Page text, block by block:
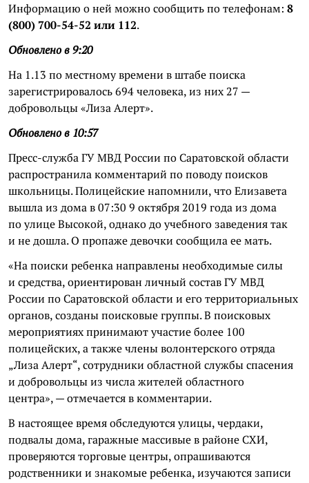
Информацию о ней можно сообщить по телефонам: 8
(800) 700-54-52 или 112.
Обновлено в 9:20
На 1.13 по местному времени в штабе поиска
зарегистрировалось 694 человека, из них 27 —
добровольцы «Лиза Алерт».
Обновлено в 10:57
Пресс-служба ГУ МВД России по Саратовской области
распространила комментарий по поводу поисков
школьницы. Полицейские напомнили, что Елизавета
вышла из дома в 07:30 9 октября 2019 года из дома
по улице Высокой, однако до учебного заведения так
и не дошла. О пропаже девочки сообщила ее мать.
«На поиски ребенка направлены необходимые силы
и средства, ориентирован личный состав ГУ МВД
России по Саратовской области и его территориальных
органов, созданы поисковые группы. В поисковых
мероприятиях принимают участие более 100
полицейских, а также члены волонтерского отряда
„Лиза Алерт“, сотрудники областной службы спасения
и добровольцы из числа жителей областного
центра», — отмечается в комментарии.
В настоящее время обследуются улицы, чердаки,
подвалы дома, гаражные массивые в районе СХИ,
проверяются торговые центры, опрашиваются
родственники и знакомые ребенка, изучаются записи